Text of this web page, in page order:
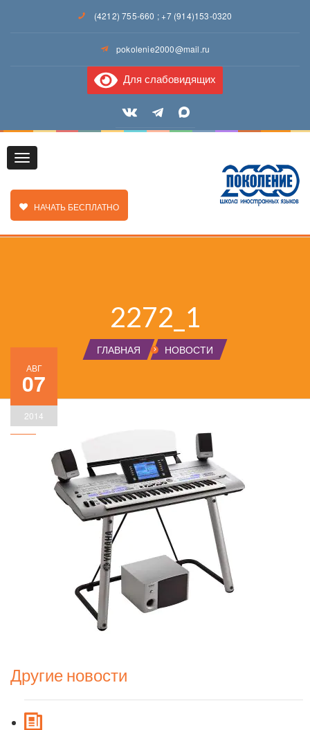
(4212) 755-660 ;+7 (914)153-0320
pokolenie2000@mail.ru
Для слабовидящих
Toggle
ЗАКАЗАТЬ ЗВОНОК
НАЧАТЬ БЕСПЛАТНО
2272_1
ГЛАВНАЯ НОВОСТИ
АВГ
07
2014
Другие новости